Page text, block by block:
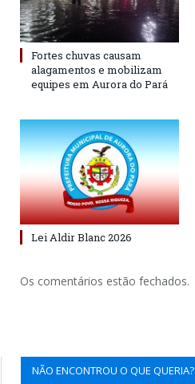
Fortes chuvas causam
alagamentos e mobilizam
equipes em Aurora do Pará
Lei Aldir Blanc 2026
Os comentários estão fechados.
NÃO ENCONTROU O QUE QUERIA?